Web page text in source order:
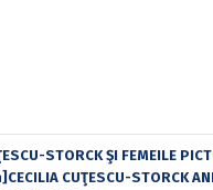
STORCK ŞI FEMEILE
CUŢESCU-STORCK